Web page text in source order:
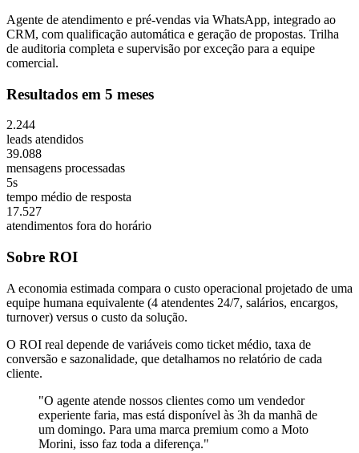
Agente de atendimento e pré-vendas via WhatsApp, integrado ao
CRM, com qualificação automática e geração de propostas. Trilha
de auditoria completa e supervisão por exceção para a equipe
comercial.
Resultados em 5 meses
2.244
leads atendidos
39.088
mensagens processadas
5s
tempo médio de resposta
17.527
atendimentos fora do horário
Sobre ROI
A economia estimada compara o custo operacional projetado de uma
equipe humana equivalente (4 atendentes 24/7, salários, encargos,
turnover) versus o custo da solução.
O ROI real depende de variáveis como ticket médio, taxa de
conversão e sazonalidade, que detalhamos no relatório de cada
cliente.
"O agente atende nossos clientes como um vendedor
experiente faria, mas está disponível às 3h da manhã de
um domingo. Para uma marca premium como a Moto
Morini, isso faz toda a diferença."